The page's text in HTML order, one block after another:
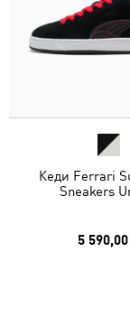
Кеди Ferrari
Sneakers
5